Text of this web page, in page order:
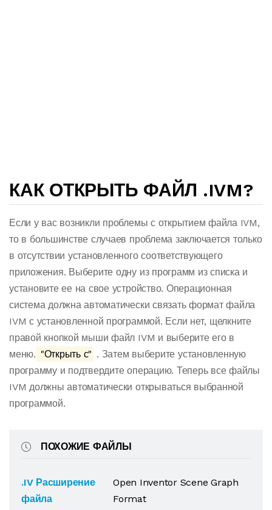
КАК ОТКРЫТЬ ФАЙЛ .IVM?
Если у вас возникли проблемы с открытием файла IVM,
то в большинстве случаев проблема заключается только
в отсутствии установленного соответствующего
приложения. Выберите одну из программ из списка и
установите ее на свое устройство. Операционная
система должна автоматически связать формат файла
IVM с установленной программой. Если нет, щелкните
правой кнопкой мыши файл IVM и выберите его в
меню. "Открыть с" . Затем выберите установленную
программу и подтвердите операцию. Теперь все файлы
IVM должны автоматически открываться выбранной
программой.
ПОХОЖИЕ ФАЙЛЫ
.IV Расширение
файла
Open Inventor Scene Graph
Format